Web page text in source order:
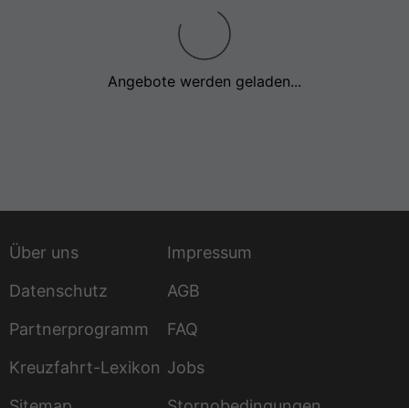
Angebote werden geladen...
Über uns
Impressum
Datenschutz
AGB
Partnerprogramm
FAQ
Kreuzfahrt-Lexikon Jobs